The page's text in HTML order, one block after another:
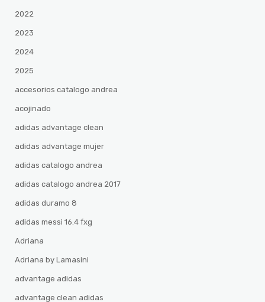
2022
2023
2024
2025
accesorios catalogo andrea
acojinado
adidas advantage clean
adidas advantage mujer
adidas catalogo andrea
adidas catalogo andrea 2017
adidas duramo 8
adidas messi 16.4 fxg
Adriana
Adriana by Lamasini
advantage adidas
advantage clean adidas